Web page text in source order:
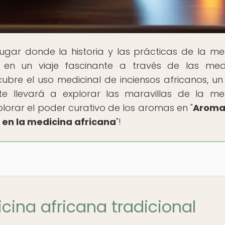
lugar donde la historia y las prácticas de la
un viaje fascinante a través de las
el uso medicinal de inciensos africanos,
llevará a explorar las maravillas de la
el poder curativo de los aromas en "
en la medicina africana"!
africana tradicional